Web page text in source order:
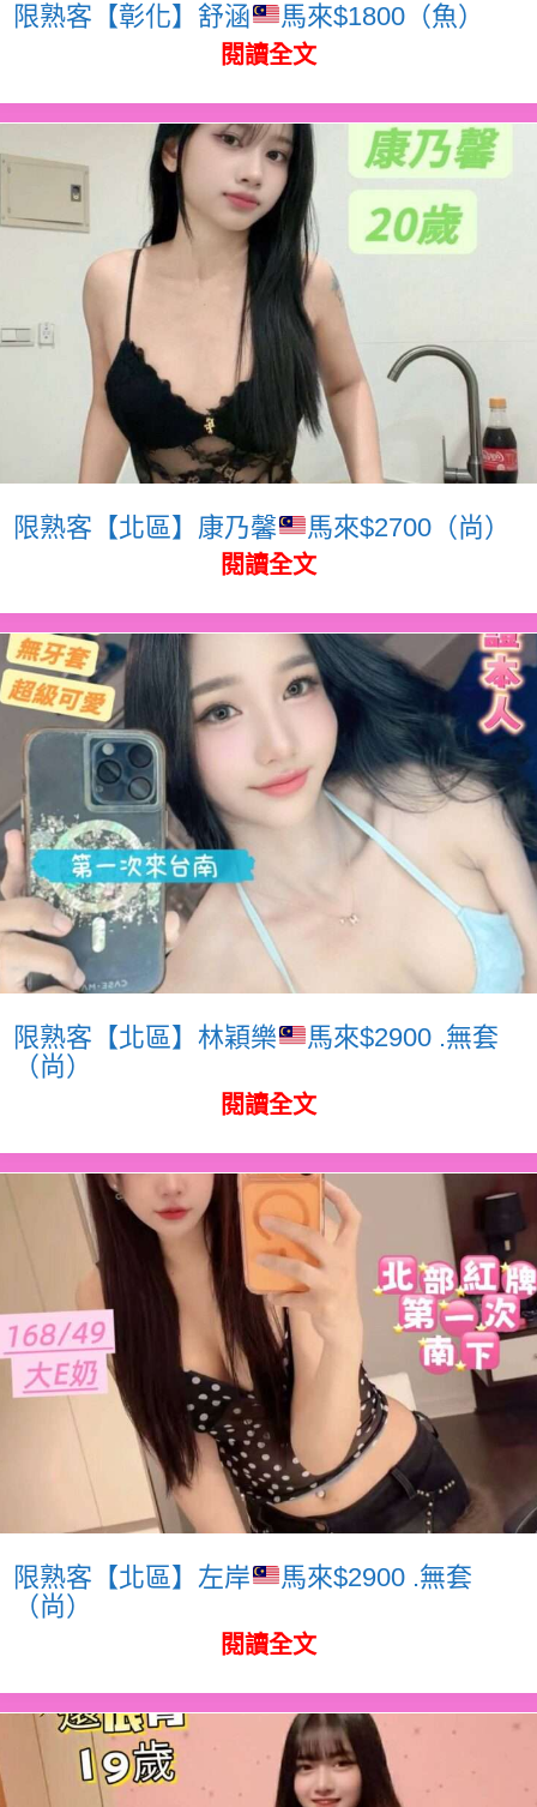
限熟客【彰化】舒涵 馬來$1800（魚）
閱讀全文
限熟客【北區】康乃馨 馬來$2700（尚）
閱讀全文
限熟客【北區】林穎樂
馬來$2900 .無套
（尚）
閱讀全文
限熟客【北區】左岸
馬來$2900 .無套
（尚）
閱讀全文